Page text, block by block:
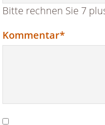
Bitte rechnen Sie 7
Pflichtfeld
Kommentar*